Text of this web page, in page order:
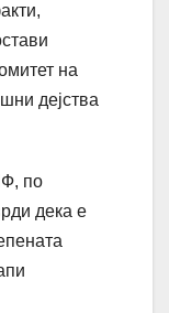
на
дејства
по
дека е